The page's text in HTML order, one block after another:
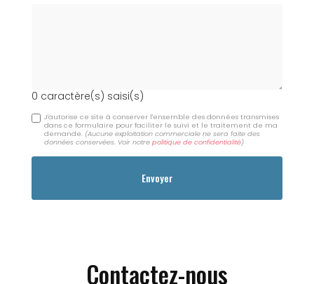
0 caractère(s) saisi(s)
J'autorise ce site à conserver l'ensemble des données transmises
dans ce formulaire pour faciliter le suivi et le traitement de ma
demande. (Aucune exploitation commerciale ne sera faite des
données conservées. Voir notrepolitique de confidentialité)
Contactez-nous